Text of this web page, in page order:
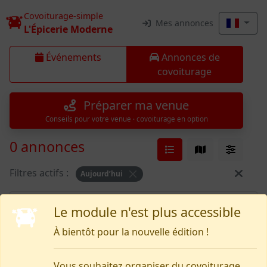
Le module n'est plus accessible
À bientôt pour la nouvelle édition !
Covoiturage-simple
L'Épicerie Moderne Mes annonces
Événements
Annonces de
covoiturage
Préparer ma venue
Conseils pour votre venue · covoiturage en option
0 annonces
Filtres actifs : Aujourd’hui
Rien pour le moment